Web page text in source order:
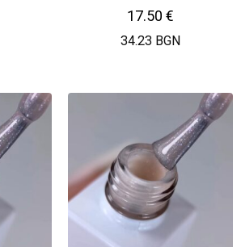
17.50 €
34.23 BGN